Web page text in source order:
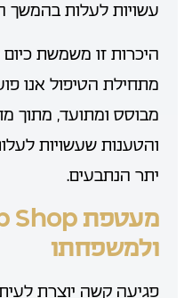
עשויות לעלות בהמשך
היכרות זו משמשת
מתחילת הטיפול אנו
מבוסס ומתועד,
והטענות שעשויות
יתר הנתבעים.
ולמשפחתו
פגיעה קשה יוצרת